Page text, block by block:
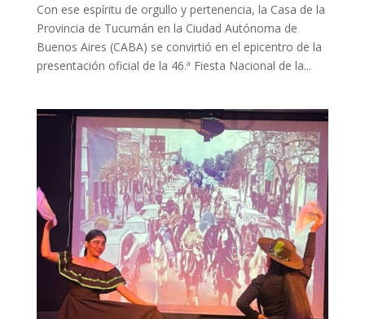
Con ese espíritu de orgullo y pertenencia, la Casa de la
Provincia de Tucumán en la Ciudad Autónoma de
Buenos Aires (CABA) se convirtió en el epicentro de la
presentación oficial de la 46.ª Fiesta Nacional de la...